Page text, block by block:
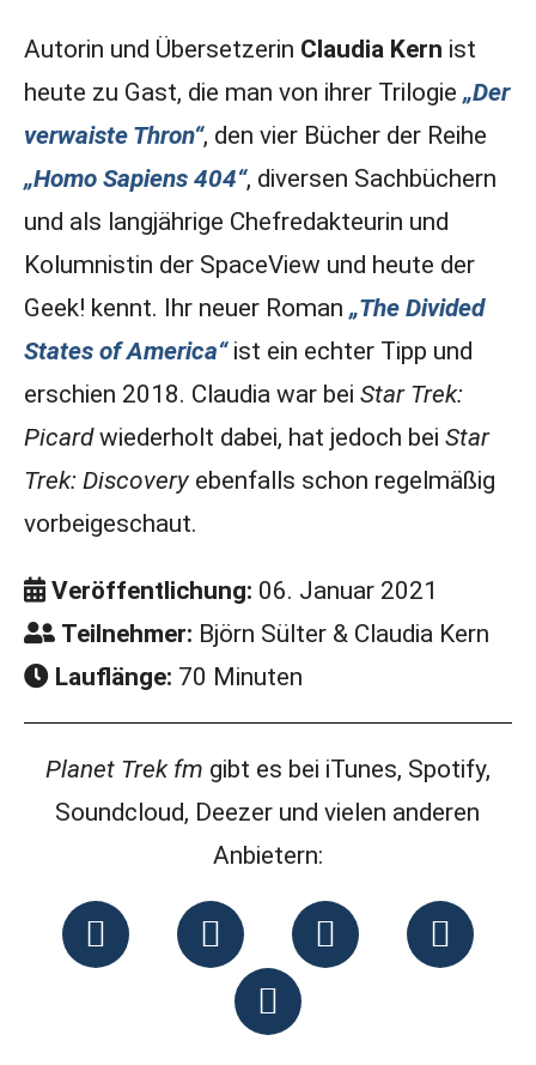
Autorin und Übersetzerin Claudia Kern ist
heute zu Gast, die man von ihrer Trilogie „Der
verwaiste Thron“, den vier Bücher der Reihe
„Homo Sapiens 404“, diversen Sachbüchern
und als langjährige Chefredakteurin und
Kolumnistin der SpaceView und heute der
Geek! kennt. Ihr neuer Roman „The Divided
States of America“ist ein echter Tipp und
erschien 2018. Claudia war bei Star Trek:
Picardwiederholt dabei, hat jedoch bei Star
Trek: Discoveryebenfalls schon regelmäßig
vorbeigeschaut.
Veröffentlichung: 06. Januar 2021
Teilnehmer: Björn Sülter & Claudia Kern
Lauflänge: 70 Minuten
Planet Trek fm gibt es bei iTunes, Spotify,
Soundcloud, Deezer und vielen anderen
Anbietern: